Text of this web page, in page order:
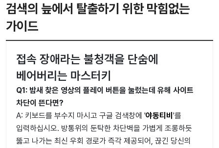
검색의 늪에서 탈출하기 위한 막힘없는
가이드
접속 장애라는 불청객을 단숨에
베어버리는 마스터키
Q1: 밤새 찾은 영상의 플레이 버튼을 눌렀는데 유해 사이트
차단이 뜬다면?
A: 키보드를 부수지 마시고 구글 검색창에 '야동티비 '를
입력하십시오. 방통위의 둔탁한 차단벽을 가볍게 조롱하듯
뚫고 나가는 최신 우회 경로가 즉각 제공되어, 끊긴 당신의